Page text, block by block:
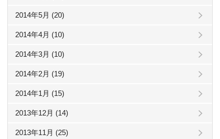
2014年5月 (20)
2014年4月 (10)
2014年3月 (10)
2014年2月 (19)
2014年1月 (15)
2013年12月 (14)
2013年11月 (25)